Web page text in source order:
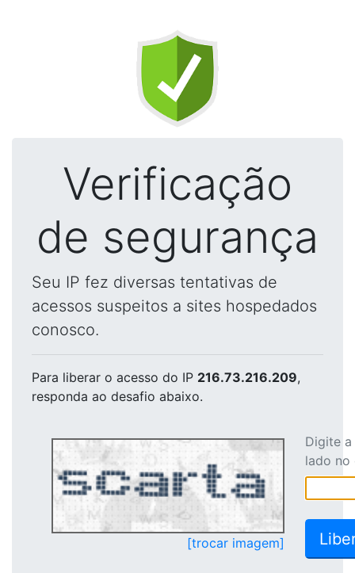
Verificação
de segurança
Seu IP fez diversas tentativas de
acessos suspeitos a sites hospedados
conosco.
Para liberar o acesso do IP 216.73.216.209,
responda ao desafio abaixo.
[trocar imagem]
Digite
lado no